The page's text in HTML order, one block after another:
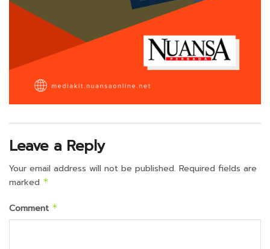
Leave a Reply
Your email address will not be published. Required fields are
marked *
Comment *